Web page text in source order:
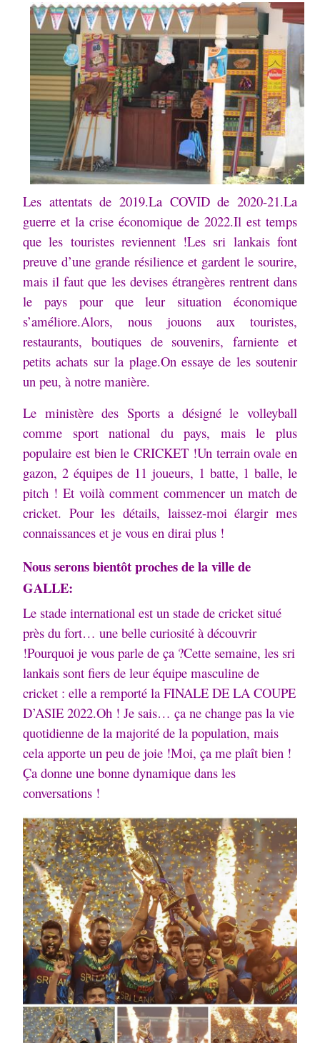
Les attentats de 2019.La COVID de 2020-21.La
guerre et la crise économique de 2022.Il est temps
que les touristes reviennent !Les sri lankais font
preuve d’une grande résilience et gardent le sourire,
mais il faut que les devises étrangères rentrent dans
le pays pour que leur situation économique
s’améliore.Alors, nous jouons aux touristes,
restaurants, boutiques de souvenirs, farniente et
petits achats sur la plage.On essaye de les soutenir
un peu, à notre manière.
Le ministère des Sports a désigné le volleyball
comme sport national du pays, mais le plus
populaire est bien le CRICKET !Un terrain ovale en
gazon, 2 équipes de 11 joueurs, 1 batte, 1 balle, le
pitch ! Et voilà comment commencer un match de
cricket. Pour les détails, laissez-moi élargir mes
connaissances et je vous en dirai plus !
Nous serons bientôt proches de la ville de
GALLE:
Le stade international est un stade de cricket situé
près du fort… une belle curiosité à découvrir
!Pourquoi je vous parle de ça ?Cette semaine, les sri
lankais sont fiers de leur équipe masculine de
cricket : elle a remporté la FINALE DE LA COUPE
D’ASIE 2022.Oh ! Je sais… ça ne change pas la vie
quotidienne de la majorité de la population, mais
cela apporte un peu de joie !Moi, ça me plaît bien !
Ça donne une bonne dynamique dans les
conversations !